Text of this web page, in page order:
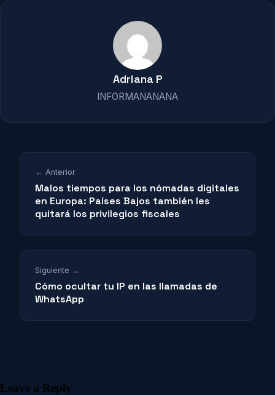
Adriana P
INFORMANANANA
← Anterior
Malos tiempos para los nómadas digitales
en Europa: Países Bajos también les
quitará los privilegios fiscales
Siguiente →
Cómo ocultar tu IP en las llamadas de
WhatsApp
Leave a Reply